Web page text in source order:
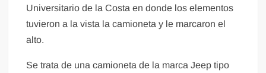
Universitario de la Costa en donde los elementos
tuvieron a la vista la camioneta y le marcaron el
alto.
Se trata de una camioneta de la marca Jeep tipo